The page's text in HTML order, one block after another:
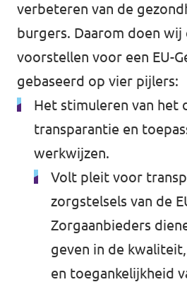
verbeteren van de
burgers. Daarom doen wij
voorstellen voor een EU-
gebaseerd op vier pijlers:
Het stimuleren van het
transparantie en
werkwijzen.
Volt pleit voor
zorgstelsels van de
Zorgaanbieders
geven in de
en toegankelijkheid